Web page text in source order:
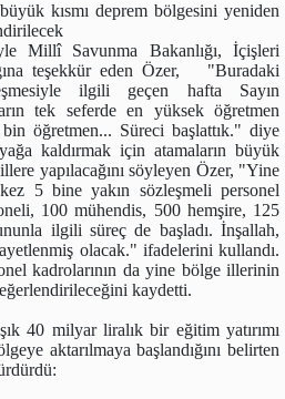
kısmı deprem bölgesini yeniden
Millî Savunma Bakanlığı, İçişleri
teşekkür eden Özer, "Buradaki
ilgili geçen hafta Sayın
tek seferde en yüksek öğretmen
öğretmen... Süreci başlattık." diye
kaldırmak için atamaların büyük
illere yapılacağını söyleyen Özer, "Yine
5 bine yakın sözleşmeli personel
100 mühendis, 500 hemşire, 125
ilgili süreç de başladı. İnşallah,
olacak." ifadelerini kullandı.
kadrolarının da yine bölge illerinin
kaydetti.
40 milyar liralık bir eğitim yatırımı
aktarılmaya başlandığını belirten